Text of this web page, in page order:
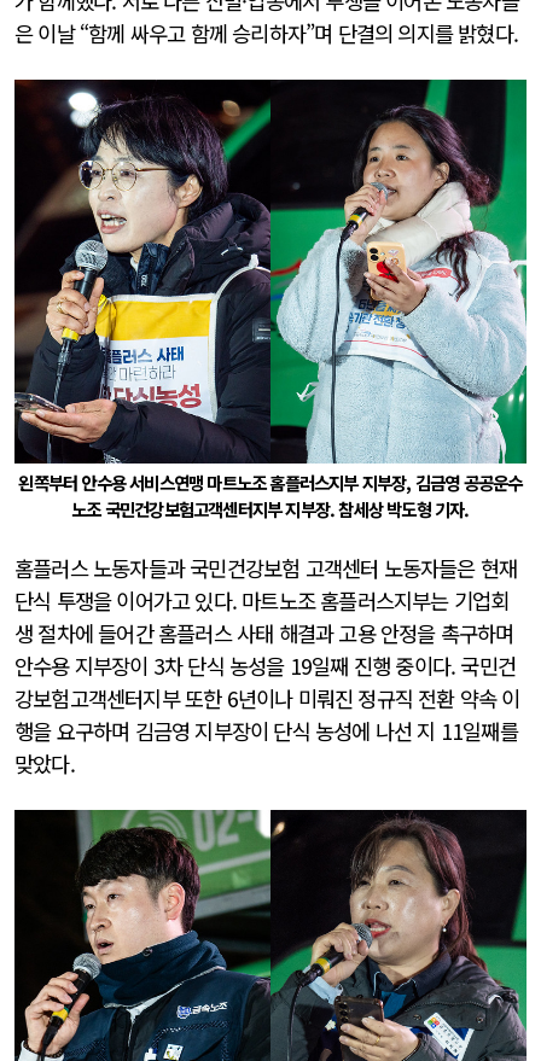
은 이날 “함께 싸우고 함께 승리하자”며 단결의 의지를 밝혔다.
왼쪽부터 안수용 서비스연맹 마트노조 홈플러스지부 지부장, 김금영 공공운수
노조 국민건강보험고객센터지부 지부장. 참세상 박도형 기자.
홈플러스 노동자들과 국민건강보험 고객센터 노동자들은 현재
단식 투쟁을 이어가고 있다. 마트노조 홈플러스지부는 기업회
생 절차에 들어간 홈플러스 사태 해결과 고용 안정을 촉구하며
안수용 지부장이 3차 단식 농성을 19일째 진행 중이다. 국민건
강보험고객센터지부 또한 6년이나 미뤄진 정규직 전환 약속 이
행을 요구하며 김금영 지부장이 단식 농성에 나선 지 11일째를
맞았다.